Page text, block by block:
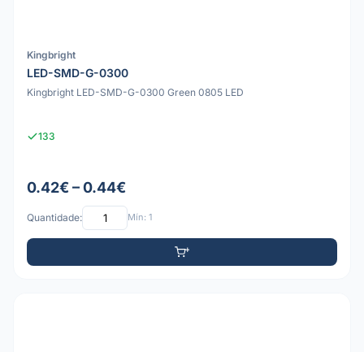
Kingbright
LED-SMD-G-0300
Kingbright LED-SMD-G-0300 Green 0805 LED
133
0.42€ – 0.44€
Quantidade: Mín: 1